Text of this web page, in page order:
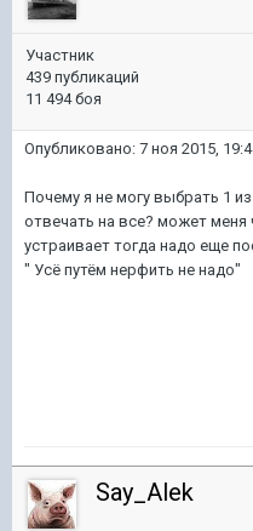
Участник
439 публикаций
11 494 боя
Опубликовано: 7 ноя 2015,
Почему я не могу выбрать 1
отвечать на все? может меня
устраивает тогда надо еще
" Усё путём нерфить не надо"
Say_Alek